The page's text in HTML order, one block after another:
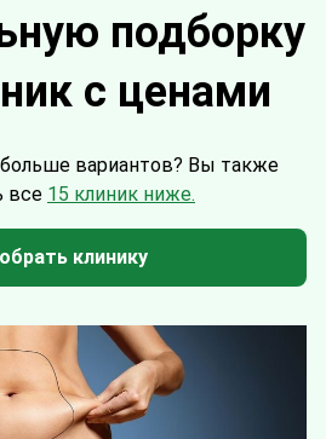
подборку
с ценами
вариантов? Вы также
все 15 клиник ниже.
клинику